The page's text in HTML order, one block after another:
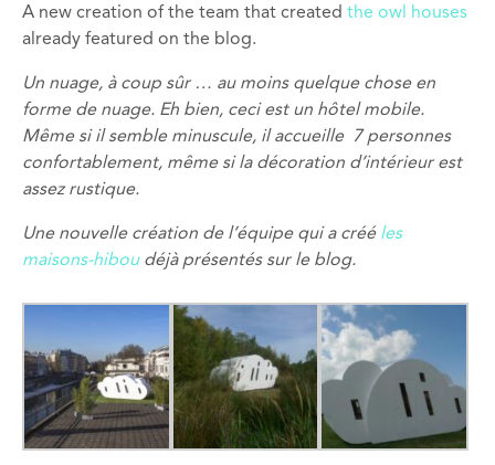
A new creation of the team that created the owl houses
already featured on the blog.
Un nuage, à coup sûr … au moins quelque chose en
forme de nuage. Eh bien, ceci est un hôtel mobile.
Même si il semble minuscule, il accueille 7 personnes
confortablement, même si la décoration d’intérieur est
assez rustique.
Une nouvelle création de l’équipe qui a créé les
maisons-hiboudéjà présentés sur le blog.